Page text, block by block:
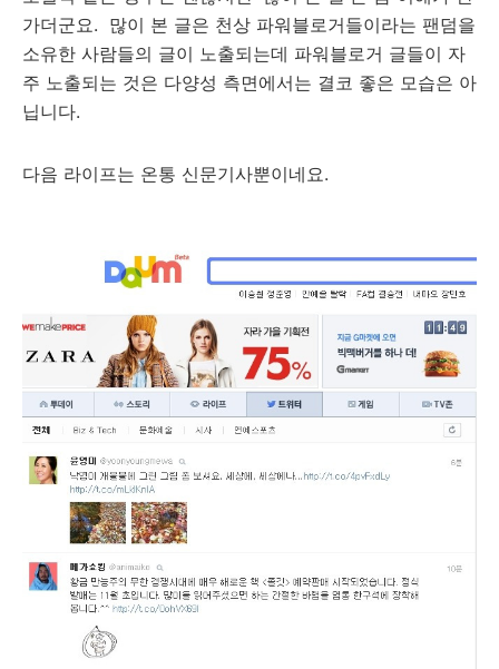
가더군요. 많이 본 글은 천상 파워블로거들이라는 팬덤을
소유한 사람들의 글이 노출되는데 파워블로거 글들이 자
주 노출되는 것은 다양성 측면에서는 결코 좋은 모습은 아
닙니다.
다음 라이프는 온통 신문기사뿐이네요.